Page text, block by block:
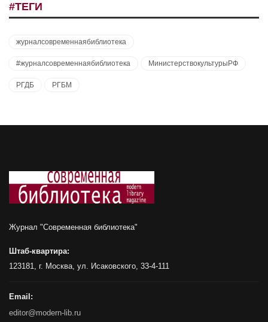
#ТЕГИ
журналсовременнаябиблиотека
#журналсовременнаябиблиотека МинистерствокультурыРФ
РГДБ РГБМ
Журнал "Современная библиотека"
Штаб-квартира:
123181, г. Москва, ул. Исаковского, 33-4-111
Email:
editor@modern-lib.ru